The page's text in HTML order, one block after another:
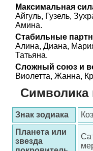
Максимальная
Айгуль, Гузель,
Амина.
Стабильные
Алина, Диана,
Татьяна.
Сложный союз и
Виолетта, Жанна,
Знак зодиака
Планета или
звезда